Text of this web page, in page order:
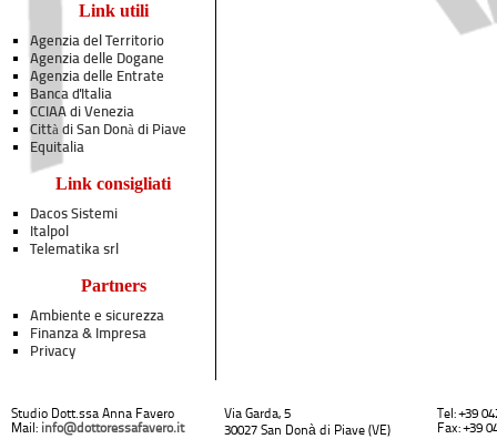
Link utili
Agenzia del Territorio
Agenzia delle Dogane
Agenzia delle Entrate
Banca d'Italia
CCIAA di Venezia
Città di San Donà di Piave
Equitalia
Link consigliati
Dacos Sistemi
Italpol
Telematika srl
Partners
Ambiente e sicurezza
Finanza & Impresa
Privacy
Studio Dott.ssa Anna Favero
Mail: info@dottoressafavero.it
Via Garda, 5
30027 San Donà di Piave (VE)
Tel: +39
Fax: +39